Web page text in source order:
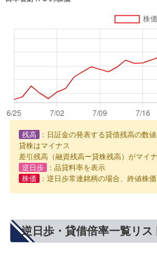
残高
：日証金の発表する貸借残高の数
貸株はマイナス
差引残高（融資残高ー貸株残高）がマイ
逆日歩
：品貸料率を表示
株価
：逆日歩常連銘柄の場合、終値株
逆日歩・貸借倍率一覧リス